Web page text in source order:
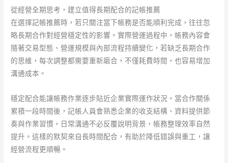
從經營全期思考，建立值得長期配合的記帳推薦
在選擇記帳推薦時，若只關注當下帳務是否能順利完成，往往忽
略長期合作對經營穩定性的影響。實際營運過程中，帳務內容會
隨著交易型態、營運規模與內部流程持續變化，若缺乏長期合作
的思維，每次調整都需要重新磨合，不僅耗費時間，也容易增加
溝通成本。
穩定配合能讓帳務作業逐步貼近企業實際運作狀況。當合作關係
累積一段時間後，記帳人員會熟悉企業的收支結構、資料提供節
奏與作業習慣，日常溝通不必反覆說明背景，帳務整理效率自然
提升。這樣的默契來自長時間配合，有助於降低錯誤與重工，讓
經營流程更順暢。